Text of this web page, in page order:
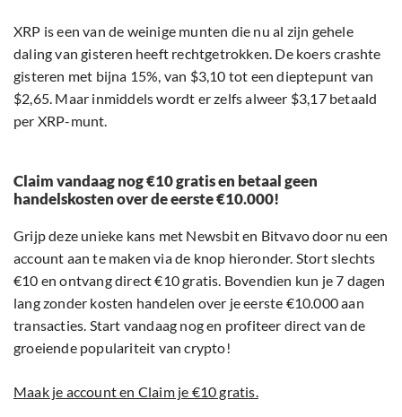
XRP is een van de weinige munten die nu al zijn gehele
daling van gisteren heeft rechtgetrokken. De koers crashte
gisteren met bijna 15%, van $3,10 tot een dieptepunt van
$2,65. Maar inmiddels wordt er zelfs alweer $3,17 betaald
per XRP-munt.
Claim vandaag nog €10 gratis en betaal geen
handelskosten over de eerste €10.000!
Grijp deze unieke kans met Newsbit en Bitvavo door nu een
account aan te maken via de knop hieronder. Stort slechts
€10 en ontvang direct €10 gratis. Bovendien kun je 7 dagen
lang zonder kosten handelen over je eerste €10.000 aan
transacties. Start vandaag nog en profiteer direct van de
groeiende populariteit van crypto!
Maak je account en Claim je €10 gratis.